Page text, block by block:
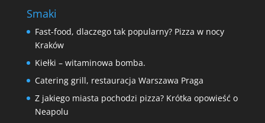
Smaki
Fast-food, dlaczego tak popularny? Pizza w nocy
Kraków
Kiełki – witaminowa bomba.
Catering grill, restauracja Warszawa Praga
Z jakiego miasta pochodzi pizza? Krótka opowieść o
Neapolu